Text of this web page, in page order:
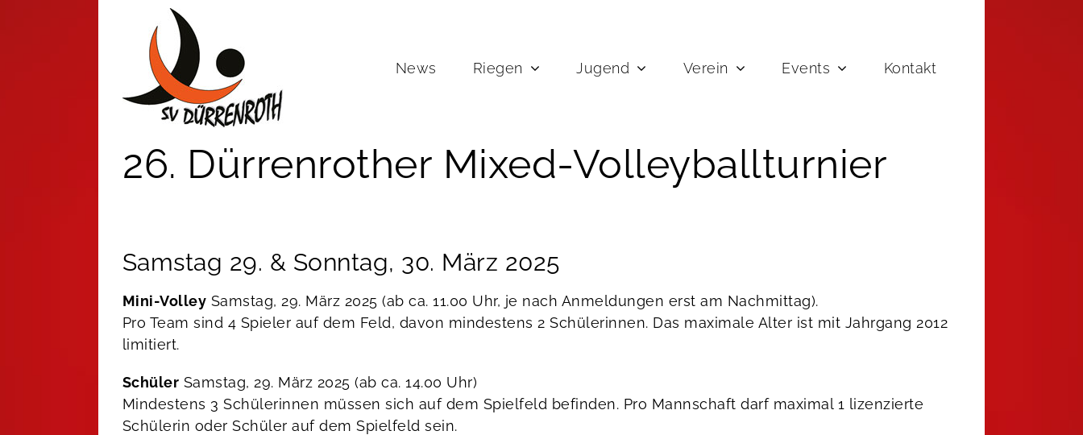
News
Riegen Jugend Verein Events Kontakt
26. Dürrenrother Mixed-Volleyballturnier
Samstag 29. & Sonntag, 30. März 2025
Mini-Volley Samstag, 29. März 2025 (ab ca. 11.00 Uhr, je nach Anmeldungen erst am Nachmittag).
Pro Team sind 4 Spieler auf dem Feld, davon mindestens 2 Schülerinnen. Das maximale Alter ist mit Jahrgang 2012
limitiert.
Schüler Samstag, 29. März 2025 (ab ca. 14.00 Uhr)
Mindestens 3 Schülerinnen müssen sich auf dem Spielfeld befinden. Pro Mannschaft darf maximal 1 lizenzierte
Schülerin oder Schüler auf dem Spielfeld sein.